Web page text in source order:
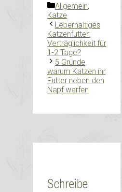
Kategorien
Allgemein,
Katze
Leberhaltiges
Katzenfutter:
Verträglichkeit für
1-2 Tage?
5 Gründe,
warum Katzen ihr
Futter neben den
Napf werfen
Schreibe